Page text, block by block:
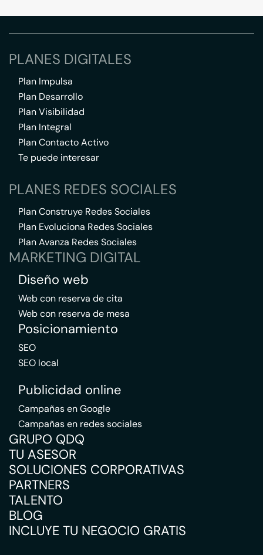
PLANES DIGITALES
Plan Impulsa
Plan Desarrollo
Plan Visibilidad
Plan Integral
Plan Contacto Activo
Te puede interesar
PLANES REDES SOCIALES
Plan Construye Redes Sociales
Plan Evoluciona Redes Sociales
Plan Avanza Redes Sociales
MARKETING DIGITAL
Diseño web
Web con reserva de cita
Web con reserva de mesa
Posicionamiento
SEO
SEO local
Publicidad online
Campañas en Google
Campañas en redes sociales
GRUPO QDQ
TU ASESOR
SOLUCIONES CORPORATIVAS
PARTNERS
TALENTO
BLOG
INCLUYE TU NEGOCIO GRATIS